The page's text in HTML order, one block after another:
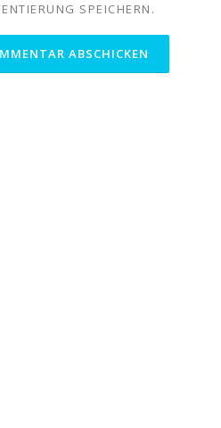
SPEICHERN.